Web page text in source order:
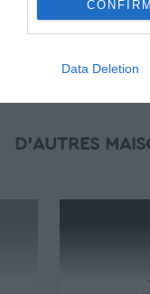
CONFIRM
Data Deletion
D'AUTRES